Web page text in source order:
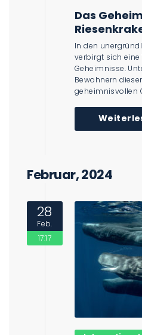
Das
In den
verbirgt sich eine
Geheimnisse.
Bewohnern
geheimnisvollen
Februar, 2024
28
Feb.
17:17